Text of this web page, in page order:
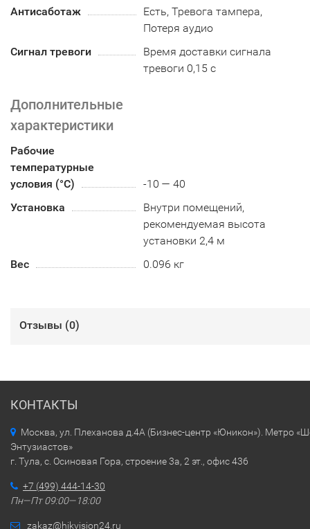
Антисаботаж
Есть, Тревога тампера,
Потеря аудио
Сигнал тревоги
Время доставки сигнала
тревоги 0,15 c
Дополнительные
характеристики
Рабочие
температурные
условия (°С)
-10 — 40
Установка
Внутри помещений,
рекомендуемая высота
установки 2,4 м
Вес
0.096 кг
Отзывы (0)
КОНТАКТЫ
Москва, ул. Плеханова д.4А (Бизнес-центр «Юникон»). Метро
Энтузиастов»
г. Тула, с. Осиновая Гора, строение 3а, 2 эт., офис 436
+7 (499) 444-14-30
Пн—Пт 09:00—18:00
zakaz@hikvision24.ru